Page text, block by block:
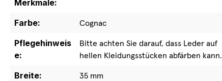
Merkmale:
Farbe:
Cognac
Pflegehinweis
e:
Bitte achten Sie darauf, dass Leder auf
hellen Kleidungsstücken abfärben kann.
Breite:
35 mm